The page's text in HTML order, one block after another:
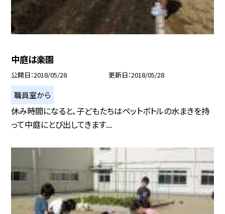
中庭は楽園
公開日 2018/05/28 更新日 2018/05/28
職員室から
休み時間になると、子どもたちはペットボトルの水まきを持
って中庭にとび出してきます...